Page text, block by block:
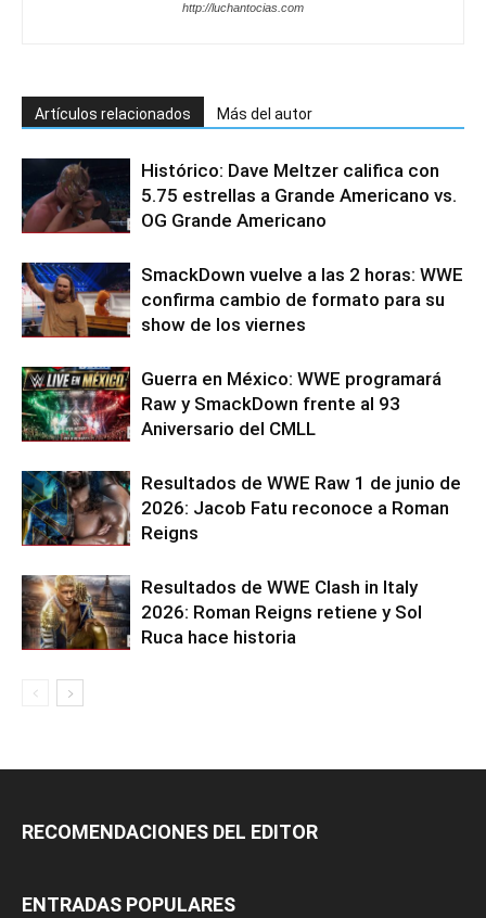
http://luchantocias.com
Artículos relacionados Más del autor
Histórico: Dave Meltzer califica con
5.75 estrellas a Grande Americano vs.
OG Grande Americano
SmackDown vuelve a las 2 horas: WWE
confirma cambio de formato para su
show de los viernes
Guerra en México: WWE programará
Raw y SmackDown frente al 93
Aniversario del CMLL
Resultados de WWE Raw 1 de junio de
2026: Jacob Fatu reconoce a Roman
Reigns
Resultados de WWE Clash in Italy
2026: Roman Reigns retiene y Sol
Ruca hace historia
RECOMENDACIONES DEL EDITOR
ENTRADAS POPULARES